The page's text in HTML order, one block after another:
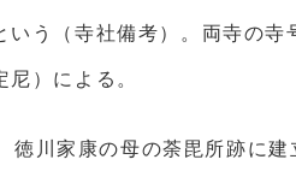
いう（寺社備考）。両寺の
尼）による。
徳川家康の母の荼毘所跡に